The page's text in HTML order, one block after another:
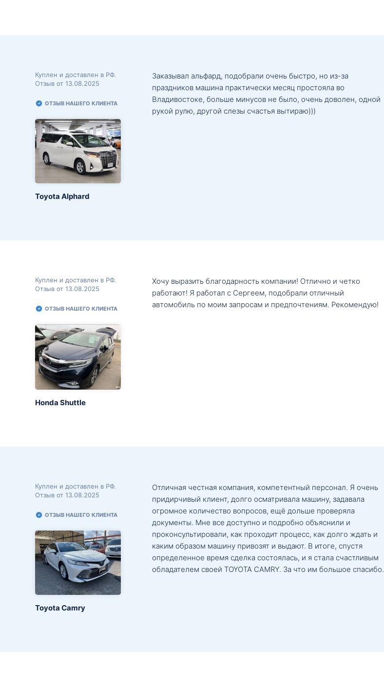
Куплен и доставлен в РФ.
Отзыв от 13.08.2025
ОТЗЫВ НАШЕГО КЛИЕНТА
Toyota Alphard
Заказывал альфард, подобрали очень быстро, но из-за
праздников машина практически месяц простояла во
Владивостоке, больше минусов не было, очень доволен, одной
рукой рулю, другой слезы счастья вытираю)))
Куплен и доставлен в РФ.
Отзыв от 13.08.2025
ОТЗЫВ НАШЕГО КЛИЕНТА
Honda Shuttle
Хочу выразить благодарность компании! Отлично и четко
работают! Я работал с Сергеем, подобрали отличный
автомобиль по моим запросам и предпочтениям. Рекомендую!
Куплен и доставлен в РФ.
Отзыв от 13.08.2025
ОТЗЫВ НАШЕГО КЛИЕНТА
Toyota Camry
Отличная честная компания, компетентный персонал. Я очень
придирчивый клиент, долго осматривала машину, задавала
огромное количество вопросов, ещё дольше проверяла
документы. Мне все доступно и подробно объяснили и
проконсультировали, как проходит процесс, как долго ждать и
каким образом машину привозят и выдают. В итоге, спустя
определенное время сделка состоялась, и я стала счастливым
обладателем своей TOYOTA CAMRY. За что им большое спасибо.